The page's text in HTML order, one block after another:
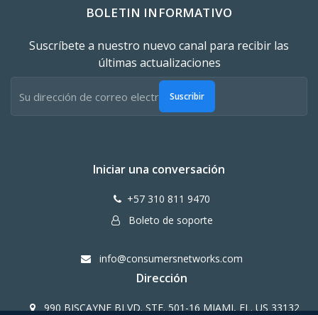
BOLETIN INFORMATIVO
Suscríbete a nuestro nuevo canal para recibir las
últimas actualizaciones
Suscribir
Iniciar una conversación
+57 310 811 9470
Boleto de soporte
info@consumersnetworks.com
Dirección
990 BISCAYNE BLVD. STE. 501-16 MIAMI, FL. US 33132